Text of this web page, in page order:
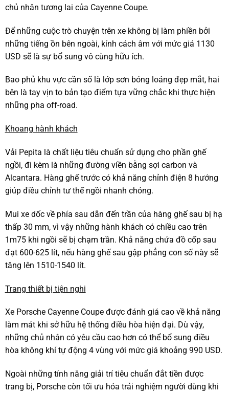
chủ nhân tương lai của Cayenne Coupe.
Để những cuộc trò chuyện trên xe không bị làm phiền bởi
những tiếng ồn bên ngoài, kính cách âm với mức giá 1130
USD sẽ là sự bổ sung vô cùng hữu ích.
Bao phủ khu vực cần số là lớp sơn bóng loáng đẹp mắt, hai
bên là tay vịn to bản tạo điểm tựa vững chắc khi thực hiện
những pha off-road.
Khoang hành khách
Vải Pepita là chất liệu tiêu chuẩn sử dụng cho phần ghế
ngồi, đi kèm là những đường viền bằng sợi carbon và
Alcantara. Hàng ghế trước có khả năng chỉnh điện 8 hướng
giúp điều chỉnh tư thế ngồi nhanh chóng.
Mui xe dốc về phía sau dẫn đến trần của hàng ghế sau bị hạ
thấp 30 mm, vì vậy những hành khách có chiều cao trên
1m75 khi ngồi sẽ bị chạm trần. Khả năng chứa đồ cốp sau
đạt 600-625 lít, nếu hàng ghế sau gập phẳng con số này sẽ
tăng lên 1510-1540 lít.
Trang thiết bị tiện nghi
Xe Porsche Cayenne Coupe được đánh giá cao về khả năng
làm mát khi sở hữu hệ thống điều hòa hiện đại. Dù vậy,
những chủ nhân có yêu cầu cao hơn có thể bổ sung điều
hòa không khí tự động 4 vùng với mức giá khoảng 990 USD.
Ngoài những tính năng giải trí tiêu chuẩn đắt tiền được
trang bị, Porsche còn tối ưu hóa trải nghiệm người dùng khi